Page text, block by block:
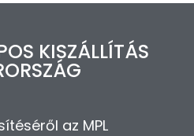
KISZÁLLÍTÁS
az MPL